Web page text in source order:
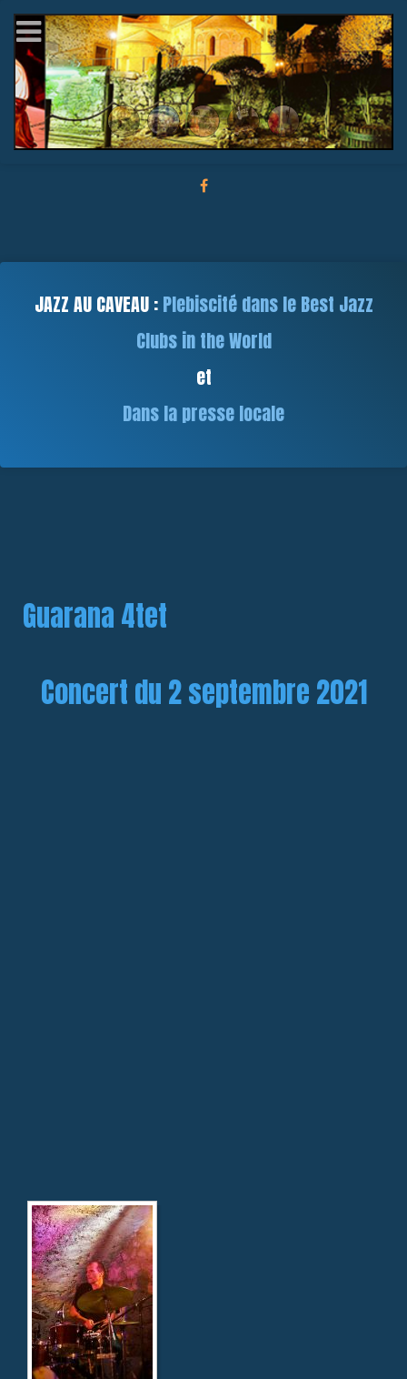
JAZZ AU CAVEAU :Plebiscité dans le Best Jazz
Clubs in the World
et
Dans la presse locale
Guarana 4tet
Concert du 2 septembre 2021